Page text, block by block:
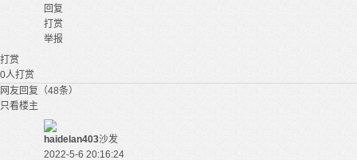
回复
打赏
举报
打赏
0人打赏
网友回复（48条）
只看楼主
haidelan403沙发
2022-5-6 20:16:24